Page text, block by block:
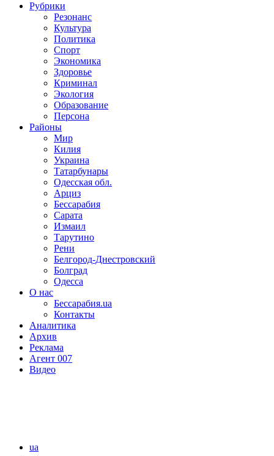
Рубрики
Резонанс
Культура
Политика
Спорт
Экономика
Здоровье
Криминал
Экология
Образование
Персона
Районы
Мир
Килия
Украина
Татарбунары
Одесская обл.
Арциз
Бессарабия
Сарата
Измаил
Тарутино
Рени
Белгород-Днестровский
Болград
Одесса
О нас
Бессарабия.ua
Контакты
Аналитика
Архив
Реклама
Агент 007
Видео
ua